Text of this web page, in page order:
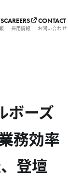
CAREERS
採用情報
CONTACT
お問い合わせ
ボーズ
務効率
登壇